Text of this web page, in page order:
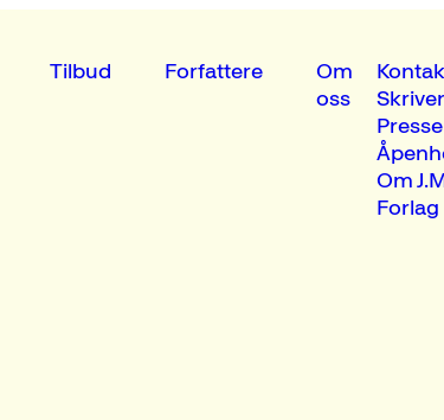
Tilbud Forfattere
Om
oss
Presse
Om
Forlag